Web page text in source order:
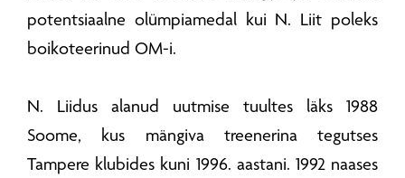
potentsiaalne olümpiamedal kui N. Liit poleks
boikoteerinud OM-i.
N. Liidus alanud uutmise tuultes läks 1988
Soome, kus mängiva treenerina tegutses
Tampere klubides kuni 1996. aastani. 1992 naases